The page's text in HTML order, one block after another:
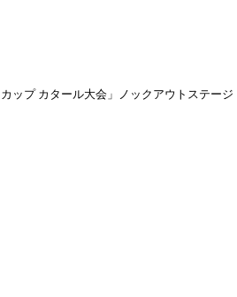
ップ カタール大会」ノックアウトステージ